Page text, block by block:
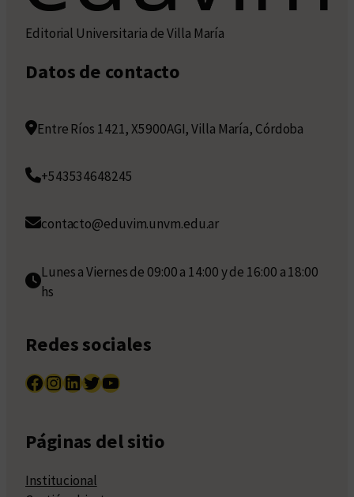
Editorial Universitaria de Villa María
Datos de contacto
Entre Ríos 1421, X5900AGI, Villa María, Córdoba
+543534648245
contacto@eduvim.unvm.edu.ar
Lunes a Viernes de 09:00 a 14:00 y de 16:00 a 18:00
hs
Redes sociales
Facebook InstagramLinkedIn Twitter YouTube
Páginas del sitio
Institucional